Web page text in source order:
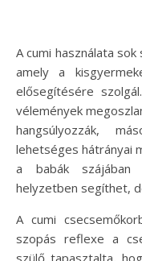
A cumi használata sok szülő számára mindennapi gyakorlat,
amely a
elősegítésére
vélemények
hangsúlyozzák,
lehetséges hátrányai
a babák szájában
helyzetben segíthet,
A cumi
szopás reflexe a
szülő tapasztalta,